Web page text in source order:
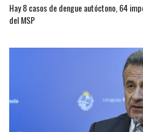
Hay 8 casos de dengue autóctono, 64
del MSP